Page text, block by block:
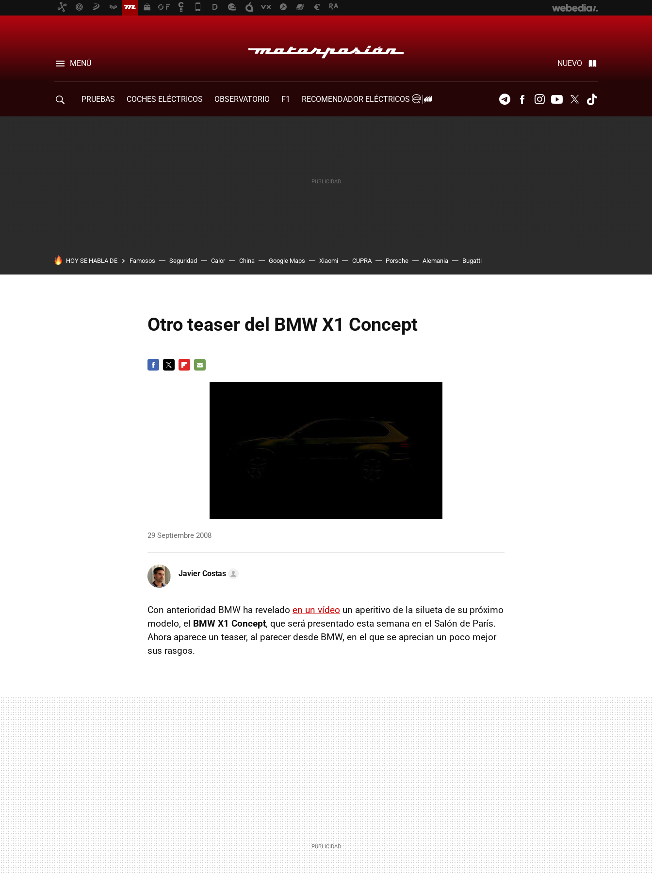
MENÚ NUEVO
PRUEBAS COCHES ELÉCTRICOS OBSERVATORIO F1
RECOMENDADOR ELÉCTRICOS
TelegramFacebookInstagramYoutubeTwitter
HOY SE HABLA DE Famosos Seguridad Calor China Google Maps Xiaomi CUPRA Porsche Alemania Bugatti
Otro teaser del BMW X1 Concept
29 Septiembre 2008
Javier Costas
Con anterioridad BMW ha revelado en un vídeo un aperitivo de la silueta de su próximo
modelo, el BMW X1 Concept, que será presentado esta semana en el Salón de París.
Ahora aparece un teaser, al parecer desde BMW, en el que se aprecian un poco mejor
sus rasgos.